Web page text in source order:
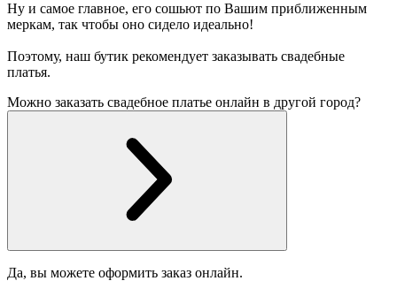
Ну и самое главное, его сошьют по Вашим приближенным
меркам, так чтобы оно сидело идеально!
Поэтому, наш бутик рекомендует заказывать свадебные
платья.
Можно заказать свадебное платье онлайн в другой город?
Да, вы можете оформить заказ онлайн.